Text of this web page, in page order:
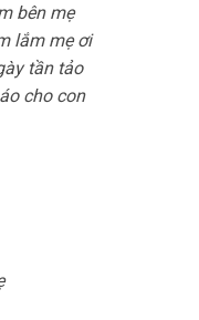
bên mẹ
lắm mẹ ơi
tần tảo
cho con